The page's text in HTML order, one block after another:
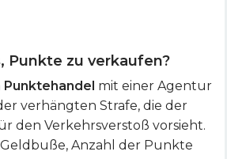
Punkte zu verkaufen?
mit einer Agentur
verhängten Strafe, die der
den Verkehrsverstoß vorsieht.
Anzahl der Punkte